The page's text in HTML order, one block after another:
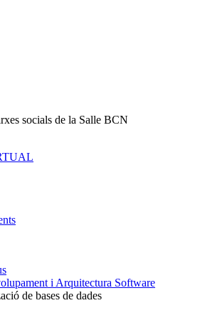
socials de la Salle BCN
i Arquitectura Software
de bases de dades